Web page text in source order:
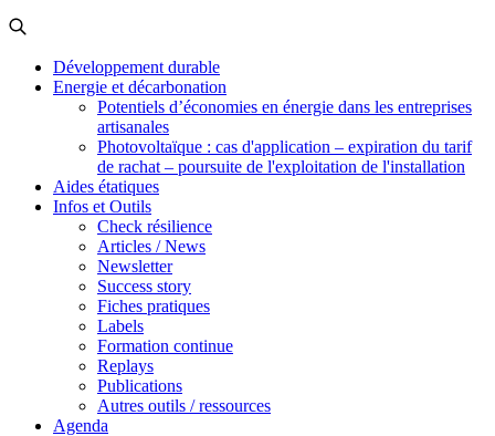
Développement durable
Energie et décarbonation
Potentiels d’économies en énergie dans les entreprises
artisanales
Photovoltaïque : cas d'application – expiration du tarif
de rachat – poursuite de l'exploitation de l'installation
Aides étatiques
Infos et Outils
Check résilience
Articles / News
Newsletter
Success story
Fiches pratiques
Labels
Formation continue
Replays
Publications
Autres outils / ressources
Agenda